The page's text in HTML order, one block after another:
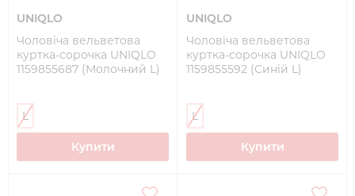
UNIQLO
Чоловіча вельветова
куртка-сорочка UNIQLO
1159855687 (Молочний L)
L
Купити
UNIQLO
Чоловіча вельветова
куртка-сорочка UNIQLO
1159855592 (Синій L)
L
Купити